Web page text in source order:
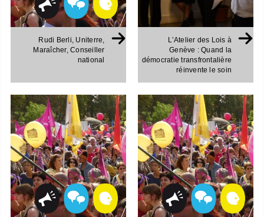
Rudi Berli, Uniterre,
Maraîcher, Conseiller
national
L’Atelier des Lois à
Genève : Quand la
démocratie transfrontalière
réinvente le soin